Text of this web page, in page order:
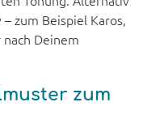
zum Beispiel Karos,
Deinem
zum